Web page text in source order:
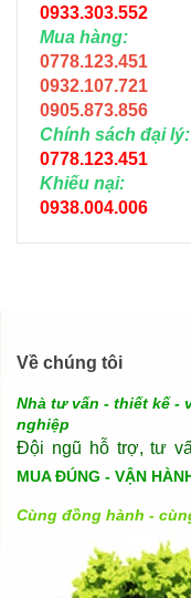
0933.303.552
Mua hàng:
0778.123.451
0932.107.721
0905.873.856
Chính sách đại lý:
0778.123.451
Khiếu nại:
0938.004.006
Về chúng tôi
Nhà tư vấn - thiết kế -
nghiệp
Đội ngũ hỗ trợ, tư
MUA ĐÚNG - VẬN
Cùng đồng hành -